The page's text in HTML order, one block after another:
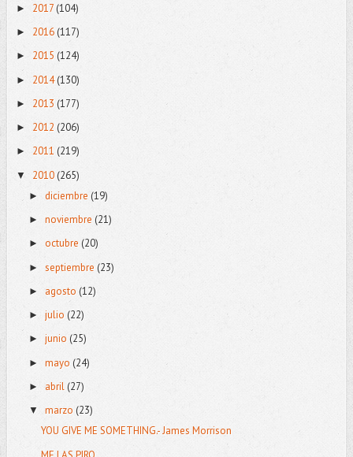
► 2017(104)
► 2016 (117)
► 2015 (124)
► 2014(130)
► 2013 (177)
► 2012 (206)
► 2011 (219)
▼ 2010(265)
► diciembre (19)
► noviembre (21)
► octubre (20)
► septiembre (23)
► agosto (12)
► julio (22)
► junio (25)
► mayo(24)
► abril(27)
▼ marzo (23)
YOU GIVE ME SOMETHING.- James Morrison